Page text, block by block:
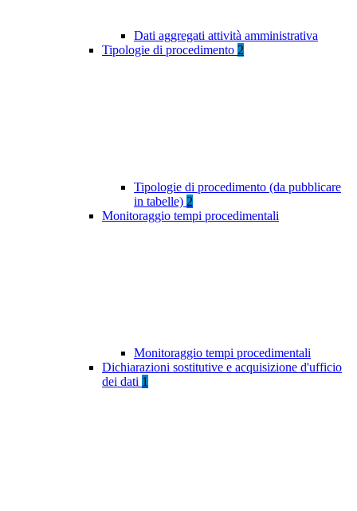
Dati aggregati attività amministrativa
Tipologie di procedimento 2
Tipologie di procedimento (da pubblicare
in tabelle) 2
Monitoraggio tempi procedimentali
Monitoraggio tempi procedimentali
Dichiarazioni sostitutive e acquisizione d'ufficio
dei dati 1